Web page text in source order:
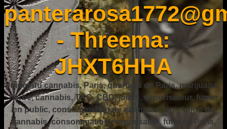
- Threema:
JHXT6HHA
fumer du cannabis, Paris, quartiers de Paris, marijuana,
herbe, cannabis, THC, CBD, joints, vaporisateur, fumer
en public, consommation de cannabis, législation du
cannabis, consommation responsable, fumer à Paris,